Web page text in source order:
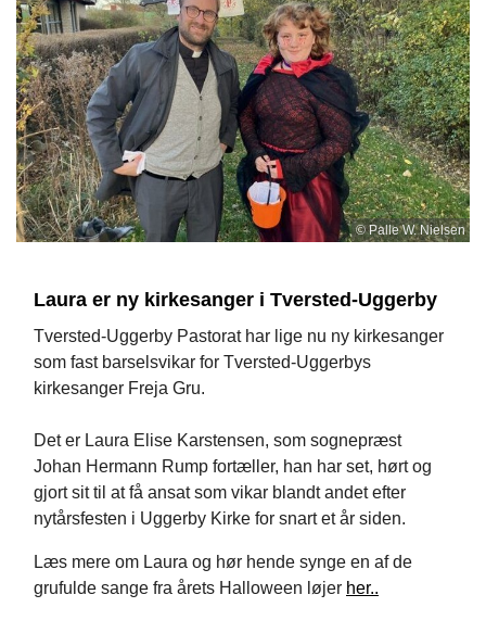
© Palle W. Nielsen
Laura er ny kirkesanger i Tversted-Uggerby
Tversted-Uggerby Pastorat har lige nu ny kirkesanger
som fast barselsvikar for Tversted-Uggerbys
kirkesanger Freja Gru.
Det er Laura Elise Karstensen, som sognepræst
Johan Hermann Rump fortæller, han har set, hørt og
gjort sit til at få ansat som vikar blandt andet efter
nytårsfesten i Uggerby Kirke for snart et år siden.
Læs mere om Laura og hør hende synge en af de
grufulde sange fra årets Halloween løjer her..